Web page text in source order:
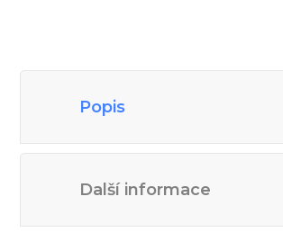
Popis
Další informace